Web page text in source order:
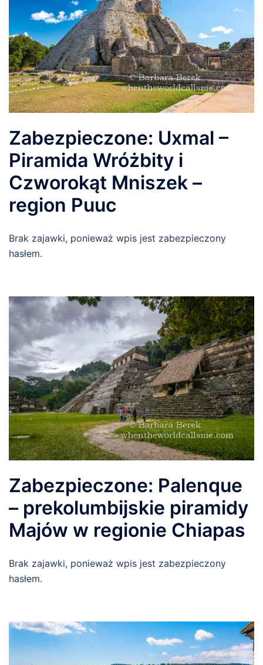
Zabezpieczone: Uxmal –
Piramida Wróżbity i
Czworokąt Mniszek –
region Puuc
Brak zajawki, ponieważ wpis jest zabezpieczony
hasłem.
Zabezpieczone: Palenque
– prekolumbijskie piramidy
Majów w regionie Chiapas
Brak zajawki, ponieważ wpis jest zabezpieczony
hasłem.